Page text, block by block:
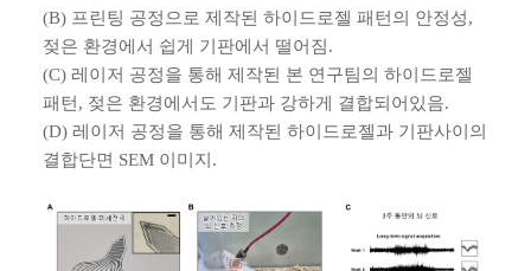
(B) 프린팅 공정으로 제작된 하이드로젤 패턴의 안정성,
젖은 환경에서 쉽게 기판에서 떨어짐.
(C) 레이저 공정을 통해 제작된 본 연구팀의 하이드로젤
패턴, 젖은 환경에서도 기판과 강하게 결합되어있음.
(D) 레이저 공정을 통해 제작된 하이드로젤과 기판사이의
결합단면 SEM 이미지.